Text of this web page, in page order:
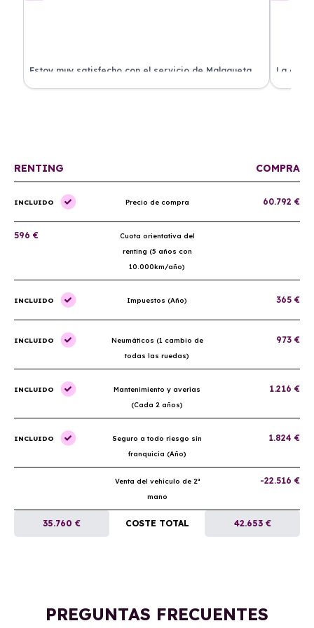
Estoy muy satisfecho con el servicio de Malagueta
Renting. El coche llegó en perfectas condiciones y el
La
ha
RENTING COMPRA
INCLUIDO Precio de compra 60.792 €
596 €
Cuota orientativa del
renting (5 años con
10.000km/año)
INCLUIDO Impuestos (Año) 365 €
INCLUIDO
Neumáticos (1 cambio de
todas las ruedas)
973 €
INCLUIDO
Mantenimiento y averías
(Cada 2 años)
1.216 €
INCLUIDO
Seguro a todo riesgo sin
franquicia (Año)
1.824 €
Venta del vehículo de 2ª
mano
-22.516 €
35.760 € COSTE TOTAL 42.653 €
PREGUNTAS FRECUENTES